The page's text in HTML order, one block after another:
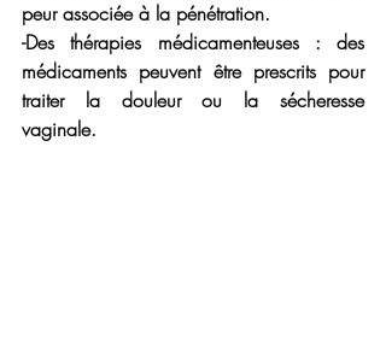
peur associée à la pénétration.
-Des thérapies médicamenteuses : des
médicaments peuvent être prescrits pour
traiter la douleur ou la sécheresse
vaginale.